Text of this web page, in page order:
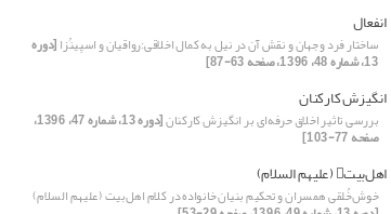
انفعال
ساختار فرد و جهان و نقش آن در نیل به کمال اخلاقی:رواقیان و اسپینُزا[دوره
13، شماره 48، 1396، صفحه 63-87]
انگیزش کارکنان
بررسی تاثیر اخلاق حرفه‌ای بر انگیزش کارکنان [دوره 13، شماره 47، 1396،
صفحه 77-103]
اهل‌بیت (علیهم السلام)
خوش‌خُلقی همسران و تحکیم بنیان خانواده در کلام اهل‌بیت (علیهم السلام)